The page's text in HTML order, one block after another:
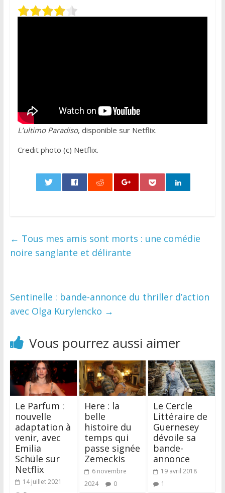
L’ultimo Paradiso, disponible sur Netflix.
Credit photo (c) Netflix.
← Tous mes amis sont morts : une comédie
noire sanglante et délirante
Sentinelle : bande-annonce du thriller d’action
avec Olga Kurylencko →
Vous pourrez aussi aimer
Le Parfum :
nouvelle
adaptation à
venir, avec
Emilia
Schüle sur
Netflix
14 juillet 2021
Here : la
belle
histoire du
temps qui
passe signée
Zemeckis
6 novembre
2024
0
Le Cercle
Littéraire de
Guernesey
dévoile sa
bande-
annonce
19 avril 2018
1